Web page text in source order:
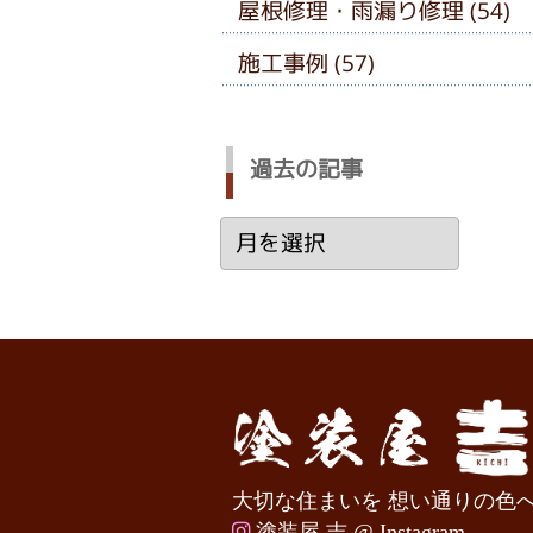
屋根修理・雨漏り修理 (54)
施工事例 (57)
過去の記事
過
去
記
大切な住まいを 想い通りの色